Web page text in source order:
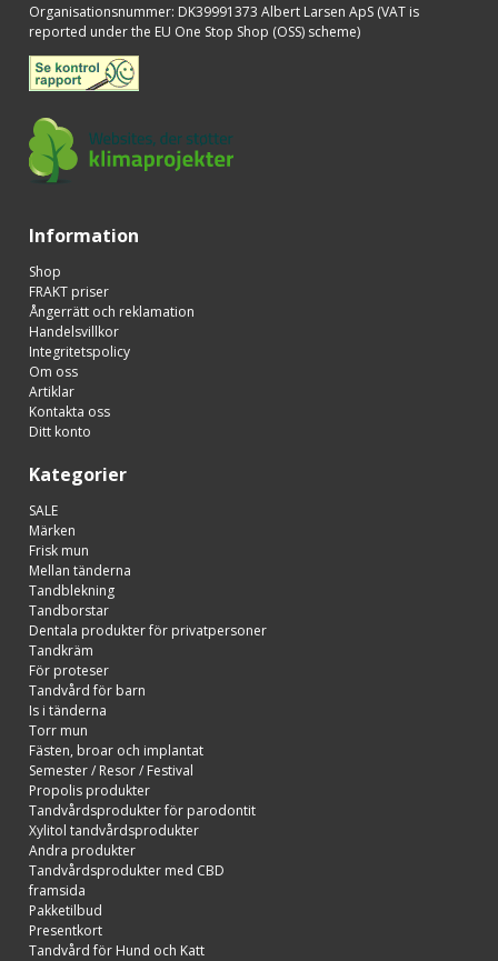
Organisationsnummer: DK39991373 Albert Larsen ApS (VAT is
reported under the EU One Stop Shop (OSS) scheme)
Information
Shop
FRAKT priser
Ångerrätt och reklamation
Handelsvillkor
Integritetspolicy
Om oss
Artiklar
Kontakta oss
Ditt konto
Kategorier
SALE
Märken
Frisk mun
Mellan tänderna
Tandblekning
Tandborstar
Dentala produkter för privatpersoner
Tandkräm
För proteser
Tandvård för barn
Is i tänderna
Torr mun
Fästen, broar och implantat
Semester / Resor / Festival
Propolis produkter
Tandvårdsprodukter för parodontit
Xylitol tandvårdsprodukter
Andra produkter
Tandvårdsprodukter med CBD
framsida
Pakketilbud
Presentkort
Tandvård för Hund och Katt